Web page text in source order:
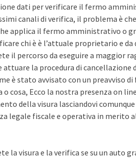
dati per verificare il fermo
canali di verifica, il problema è
applica il fermo amministrativo o
chi è è l’attuale proprietario e da
il percorso da eseguire a maggior
la procedura di cancellazione
è stato avvisato con un preavviso
cosa, Ecco la nostra presenza on
della visura lasciandovi
legale fiscale e operativa in merito
la visura e la verifica se su un auto